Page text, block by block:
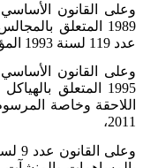
1989 المتعلق
عدد 119 لسنة 1993 المؤرخ في 27 ديسمبر 1993،
1995 المتعلق
2011،